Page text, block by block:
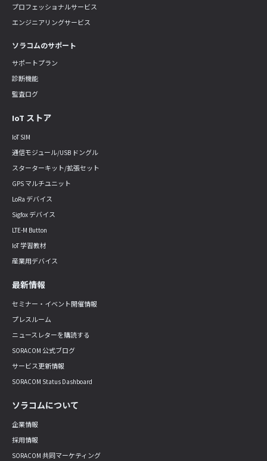
プロフェッショナルサービス
エンジニアリングサービス
ソラコムのサポート
サポートプラン
診断機能
監査ログ
IoT ストア
IoT SIM
通信モジュール/USB ドングル
スターターキット/拡張セット
GPS マルチユニット
LoRa デバイス
Sigfox デバイス
LTE-M Button
IoT 学習教材
産業用デバイス
最新情報
セミナー・イベント開催情報
プレスルーム
ニュースレターを購読する
SORACOM 公式ブログ
サービス更新情報
SORACOM Status Dashboard
ソラコムについて
企業情報
採用情報
SORACOM 共同マーケティング